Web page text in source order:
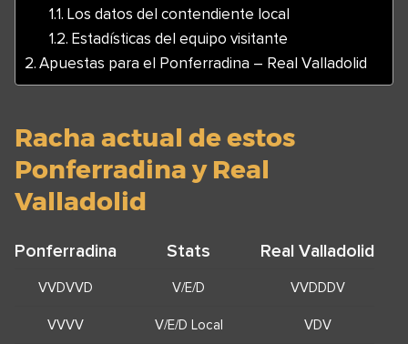
Los datos del contendiente local
Estadísticas del equipo visitante
Apuestas para el Ponferradina – Real Valladolid
Racha actual de estos
Ponferradina y Real
Valladolid
Ponferradina Stats Real Valladolid
VVDVVD V/E/D VVDDDV
VVVV V/E/D Local VDV